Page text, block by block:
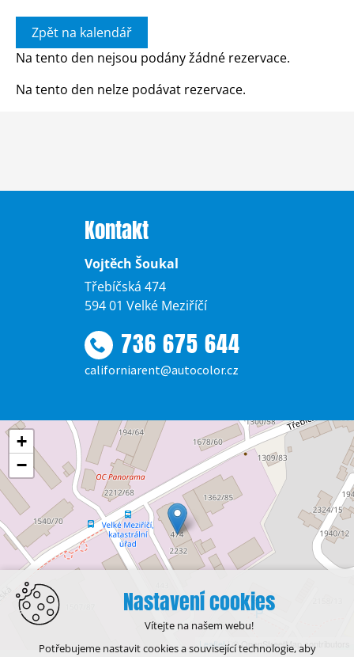
Zpět na kalendář
Na tento den nejsou podány žádné rezervace.
Na tento den nelze podávat rezervace.
Kontakt
Vojtěch Šoukal
Třebíčská 474
594 01 Velké Meziříčí
736 675 644
californiarent@autocolor.cz
+
−
Leaflet | © OpenStreetMap contributors
Nastavení cookies
Vítejte na našem webu!
Potřebujeme nastavit cookies a související technologie, aby